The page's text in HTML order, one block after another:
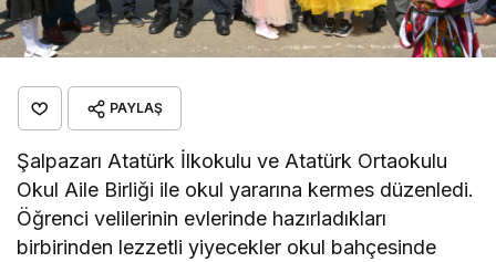
PAYLAŞ
Şalpazarı Atatürk İlkokulu ve Atatürk Ortaokulu
Okul Aile Birliği ile okul yararına kermes düzenledi.
Öğrenci velilerinin evlerinde hazırladıkları
birbirinden lezzetli yiyecekler okul bahçesinde